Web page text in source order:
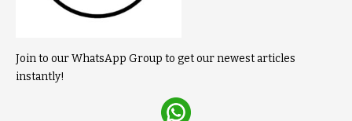
Join to our WhatsApp Group to get our newest articles
instantly!